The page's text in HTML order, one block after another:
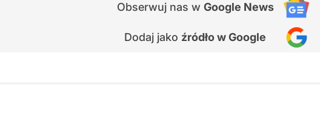
Obserwuj nas w Google News
Dodaj jako źródło w Google